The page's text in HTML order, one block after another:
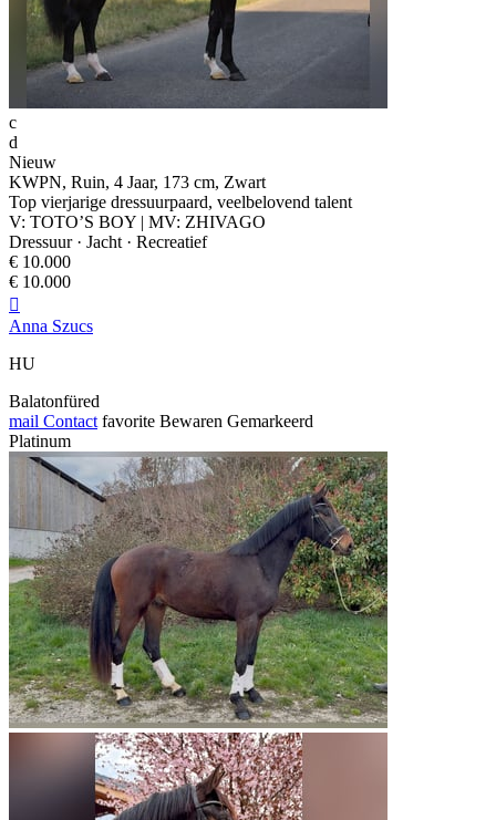
c
d
Nieuw
KWPN, Ruin, 4 Jaar, 173 cm, Zwart
Top vierjarige dressuurpaard, veelbelovend talent
V: TOTO’S BOY | MV: ZHIVAGO
Dressuur · Jacht · Recreatief
€ 10.000
€ 10.000

Anna Szucs
HU
Balatonfüred
mail Contact favorite Bewaren Gemarkeerd
Platinum